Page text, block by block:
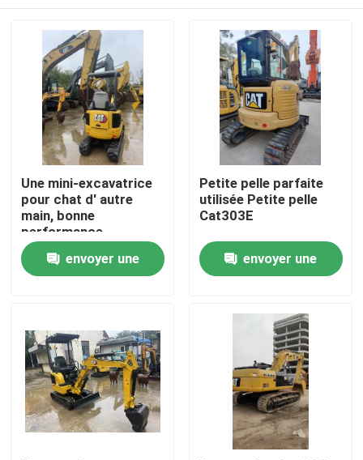
À la maison
Produits
Vidéos
À propos de nous
Visite de l'usine
Une mini-excavatrice
pour chat d' autre
main, bonne
performance,
disponible à un prix
raisonnable.envoyer une
Petite pelle parfaite
utilisée Petite pelle
Cat303E
envoyer une